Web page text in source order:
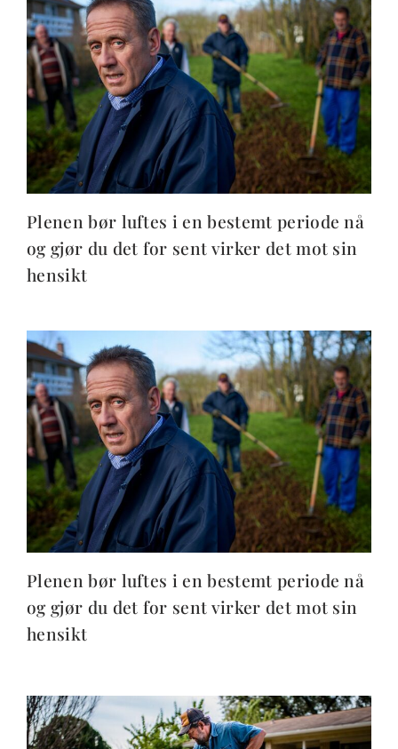
Plenen bør luftes i en bestemt periode nå
og gjør du det for sent virker det mot sin
hensikt
Plenen bør luftes i en bestemt periode nå
og gjør du det for sent virker det mot sin
hensikt